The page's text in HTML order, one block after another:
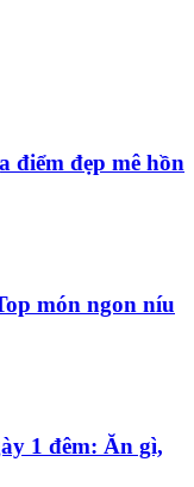
điểm đẹp mê hồn
món ngon níu
1 đêm: Ăn gì,